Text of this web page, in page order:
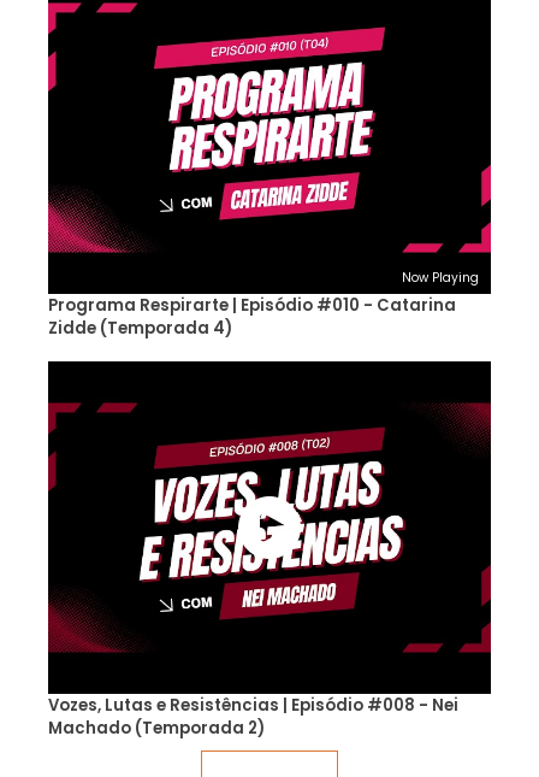
Now Playing
Programa Respirarte | Episódio #010 - Catarina
Zidde (Temporada 4)
Vozes, Lutas e Resistências | Episódio #008 - Nei
Machado (Temporada 2)